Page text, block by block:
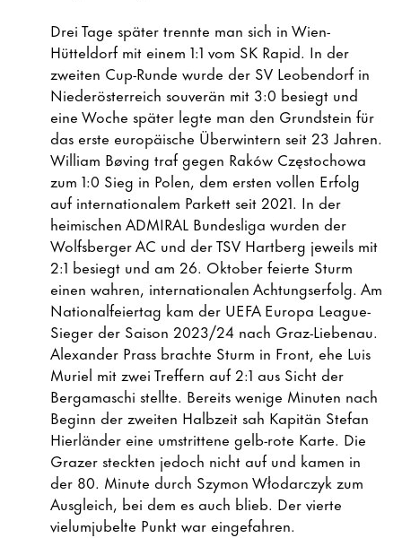
Drei Tage später trennte man sich in Wien-
Hütteldorf mit einem 1:1 vom SK Rapid. In der
zweiten Cup-Runde wurde der SV Leobendorf in
Niederösterreich souverän mit 3:0 besiegt und
eine Woche später legte man den Grundstein für
das erste europäische Überwintern seit 23 Jahren.
William Bøving traf gegen Raków Częstochowa
zum 1:0 Sieg in Polen, dem ersten vollen Erfolg
auf internationalem Parkett seit 2021. In der
heimischen ADMIRAL Bundesliga wurden der
Wolfsberger AC und der TSV Hartberg jeweils mit
2:1 besiegt und am 26. Oktober feierte Sturm
einen wahren, internationalen Achtungserfolg. Am
Nationalfeiertag kam der UEFA Europa League-
Sieger der Saison 2023/24 nach Graz-Liebenau.
Alexander Prass brachte Sturm in Front, ehe Luis
Muriel mit zwei Treffern auf 2:1 aus Sicht der
Bergamaschi stellte. Bereits wenige Minuten nach
Beginn der zweiten Halbzeit sah Kapitän Stefan
Hierländer eine umstrittene gelb-rote Karte. Die
Grazer steckten jedoch nicht auf und kamen in
der 80. Minute durch Szymon Włodarczyk zum
Ausgleich, bei dem es auch blieb. Der vierte
vielumjubelte Punkt war eingefahren.